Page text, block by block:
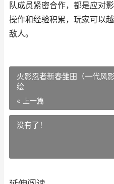
队成员紧密合作，都是应对
操作和经验积累，玩家可以
敌人。
火影忍者新春雏田（一代风
绘
« 上一篇
没有了！